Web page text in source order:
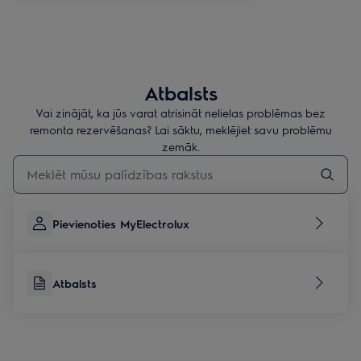
Atbalsts
Vai zinājāt, ka jūs varat atrisināt nelielas problēmas bez
remonta rezervēšanas? Lai sāktu, meklējiet savu problēmu
zemāk.
Rakstiet, lai meklētu rakstus par atbalstu
Pievienoties MyElectrolux
Atbalsts